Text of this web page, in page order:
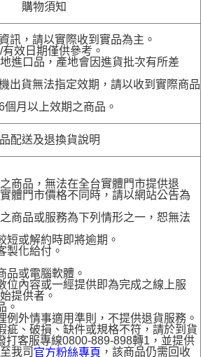
購物須知
訊，請以實際收到實品為主。
效日期僅供參考。
進口品，產地會因進貨批次有所差
出貨無法指定效期，請以收到實際商品
月以上效期之商品。
配送及退換貨說明
商品，無法在全台實體門市提供退
體門市價格不同時，請以網站公告為
商品或服務為下列情形之一，恕無法
短或解約時即將逾期。
製化給付。
品或電腦軟體。
位內容或一經提供即為完成之線上服
提供者。
。
例外情事適用準則，不提供退貨服務。
疵、破損、缺件或規格不符，請於到貨
打客服專線0800-889-898轉1，並提供
我司 官方粉絲專頁 ，該商品仍需回收